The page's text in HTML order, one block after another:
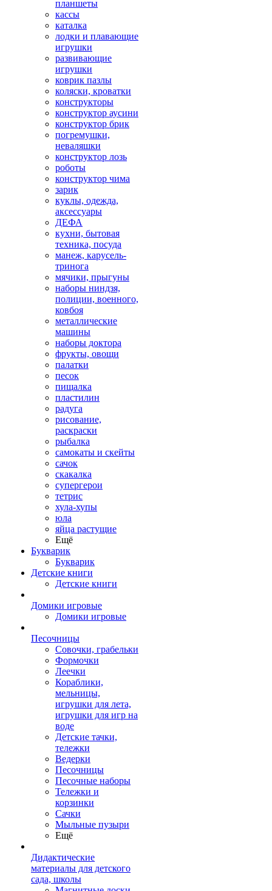
планшеты
кассы
каталка
лодки и плавающие
игрушки
развивающие
игрушки
коврик пазлы
коляски, кроватки
конструкторы
конструктор аусини
конструктор брик
погремушки,
неваляшки
конструктор лозь
роботы
конструктор чима
зарик
куклы, одежда,
аксессуары
ДЕФА
кухни, бытовая
техника, посуда
манеж, карусель-
тринога
мячики, прыгуны
наборы ниндзя,
полиции, военного,
ковбоя
металлические
машины
наборы доктора
фрукты, овощи
палатки
песок
пищалка
пластилин
радуга
рисование,
раскраски
рыбалка
самокаты и скейты
сачок
скакалка
супергерои
тетрис
хула-хупы
юла
яйца растущие
Ещё
Букварик
Букварик
Детские книги
Детские книги
Домики игровые
Домики игровые
Песочницы
Совочки, грабельки
Формочки
Леечки
Кораблики,
мельницы,
игрушки для лета,
игрушки для игр на
воде
Детские тачки,
тележки
Ведерки
Песочницы
Песочные наборы
Тележки и
корзинки
Сачки
Мыльные пузыри
Ещё
Дидактические
материалы для детского
сада, школы